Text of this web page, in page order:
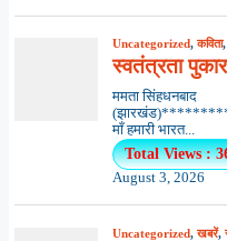
Uncategorized,कविता
स्वतंत्रता
ममता सिंहधनबाद
माँ हमारी भारत...
Total Views :
August 3, 2026
Uncategorized,खबरें,